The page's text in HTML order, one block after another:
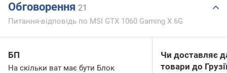
Обговорення 21
Питання-відповідь по MSI GTX 1060 Gaming X 6G
БП
На скільки ват має бути Блок
Чи доставляє
товари до